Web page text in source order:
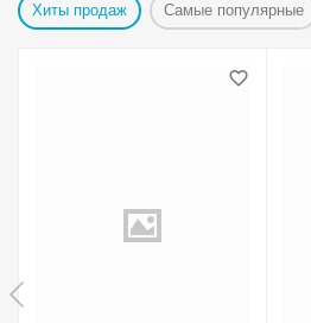
Хиты продаж Самые популярные